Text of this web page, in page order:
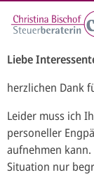
Wir
Hier finden Sie
Liebe
herzlichen Dank
Leider muss ich
personeller
aufnehmen
Situation nur